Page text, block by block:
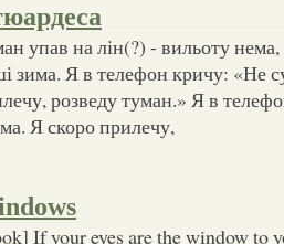
упав на лін(?) - вильоту нема,
зима. Я в телефон кричу: «Не
розведу туман.» Я в
Я скоро прилечу,
If your eyes are the window to